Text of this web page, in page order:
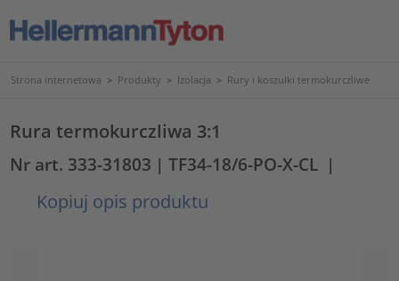
Strona internetowa > Produkty > Izolacja > Rury i koszulki termokurczliwe
Rura termokurczliwa 3:1
Nr art. 333-31803 | TF34-18/6-PO-X-CL |
Kopiuj opis produktu